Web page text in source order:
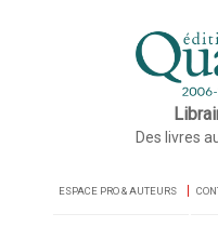
Des livres
ESPACE PRO & AUTEURS